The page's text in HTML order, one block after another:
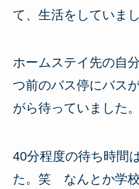
て、生活をしていまし
ホームステイ先の自
つ前のバス停にバス
がら待っていました。
40分程度の待ち時間
た。笑 なんとか学